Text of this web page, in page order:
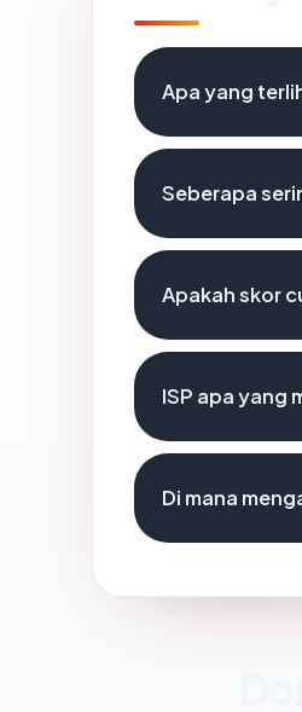
Apa yang
Seberapa
Apakah skor
ISP apa yang
Di mana